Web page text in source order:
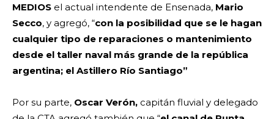
MEDIOS el actual intendente de Ensenada, Mario
Secco, y agregó, “con la posibilidad que se le hagan
cualquier tipo de reparaciones o mantenimiento
desde el taller naval más grande de la república
argentina; el Astillero Río Santiago”
Por su parte, Oscar Verón, capitán fluvial y delegado